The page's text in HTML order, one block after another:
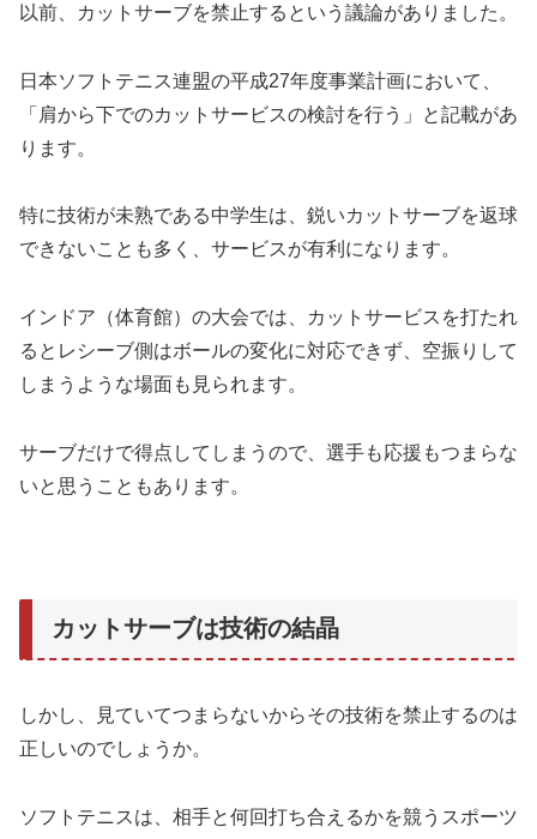
以前、カットサーブを禁止するという議論がありました。
日本ソフトテニス連盟の平成27年度事業計画において、
「肩から下でのカットサービスの検討を行う」と記載があ
ります。
特に技術が未熟である中学生は、鋭いカットサーブを返球
できないことも多く、サービスが有利になります。
インドア（体育館）の大会では、カットサービスを打たれ
るとレシーブ側はボールの変化に対応できず、空振りして
しまうような場面も見られます。
サーブだけで得点してしまうので、選手も応援もつまらな
いと思うこともあります。
カットサーブは技術の結晶
しかし、見ていてつまらないからその技術を禁止するのは
正しいのでしょうか。
ソフトテニスは、相手と何回打ち合えるかを競うスポーツ